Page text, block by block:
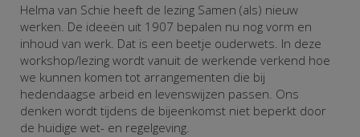
Helma van Schie heeft de lezing Samen (als) nieuw
werken. De ideeën uit 1907 bepalen nu nog vorm en
inhoud van werk. Dat is een beetje ouderwets. In deze
workshop/lezing wordt vanuit de werkende verkend hoe
we kunnen komen tot arrangementen die bij
hedendaagse arbeid en levenswijzen passen. Ons
denken wordt tijdens de bijeenkomst niet beperkt door
de huidige wet- en regelgeving.